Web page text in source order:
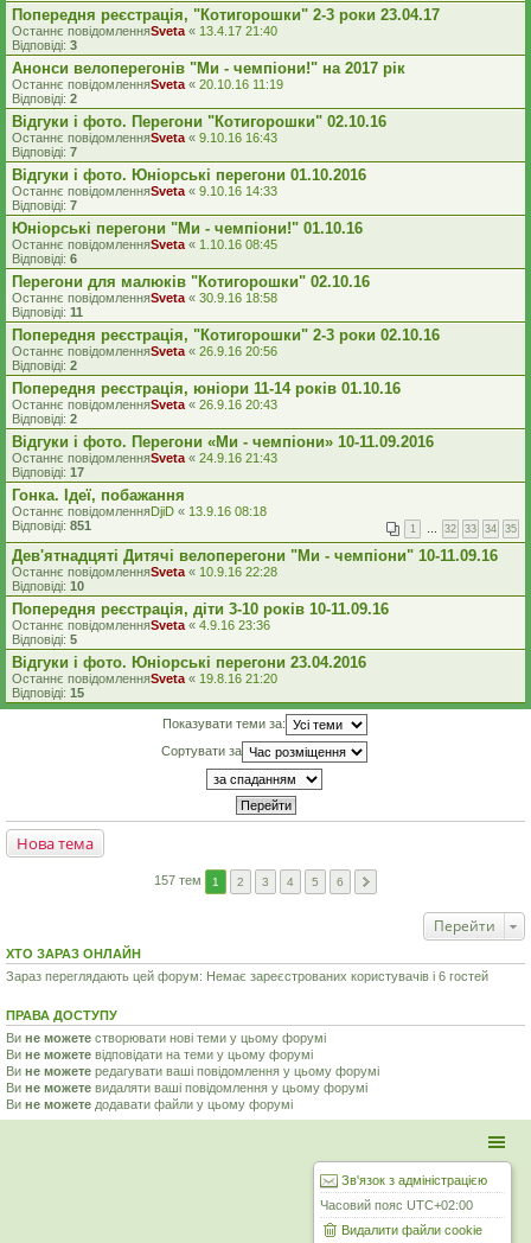
Попередня реєстрація, "Котигорошки" 2-3 роки 23.04.17
Останнє повідомленняSveta « 13.4.17 21:40
Відповіді: 3
Анонси велоперегонів "Ми - чемпіони!" на 2017 рік
Останнє повідомленняSveta « 20.10.16 11:19
Відповіді: 2
Відгуки і фото. Перегони "Котигорошки" 02.10.16
Останнє повідомленняSveta « 9.10.16 16:43
Відповіді: 7
Відгуки і фото. Юніорські перегони 01.10.2016
Останнє повідомленняSveta « 9.10.16 14:33
Відповіді: 7
Юніорські перегони "Ми - чемпіони!" 01.10.16
Останнє повідомленняSveta « 1.10.16 08:45
Відповіді: 6
Перегони для малюків "Котигорошки" 02.10.16
Останнє повідомленняSveta « 30.9.16 18:58
Відповіді: 11
Попередня реєстрація, "Котигорошки" 2-3 роки 02.10.16
Останнє повідомленняSveta « 26.9.16 20:56
Відповіді: 2
Попередня реєстрація, юніори 11-14 років 01.10.16
Останнє повідомленняSveta « 26.9.16 20:43
Відповіді: 2
Відгуки і фото. Перегони «Ми - чемпіони» 10-11.09.2016
Останнє повідомленняSveta « 24.9.16 21:43
Відповіді: 17
Гонка. Ідеї, побажання
Останнє повідомленняDjiD « 13.9.16 08:18
Відповіді: 851 1 … 32 33 34 35
Дев'ятнадцяті Дитячі велоперегони "Ми - чемпіони" 10-11.09.16
Останнє повідомленняSveta « 10.9.16 22:28
Відповіді: 10
Попередня реєстрація, діти 3-10 років 10-11.09.16
Останнє повідомленняSveta « 4.9.16 23:36
Відповіді: 5
Відгуки і фото. Юніорські перегони 23.04.2016
Останнє повідомленняSveta « 19.8.16 21:20
Відповіді: 15
Показувати теми за:
Сортувати за
Нова тема
157 тем 1 2 3 4 5 6
Перейти
ХТО ЗАРАЗ ОНЛАЙН
Зараз переглядають цей форум: Немає зареєстрованих користувачів і 6 гостей
ПРАВА ДОСТУПУ
Ви не можете створювати нові теми у цьому форумі
Ви не можете відповідати на теми у цьому форумі
Ви не можете редагувати ваші повідомлення у цьому форумі
Ви не можете видаляти ваші повідомлення у цьому форумі
Ви не можете додавати файли у цьому форумі
Зв'язок з адміністрацією
Часовий пояс UTC+02:00
Видалити файли cookie